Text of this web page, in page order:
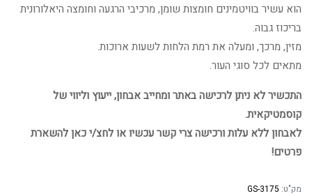
הוא עשיר בוויטמינים חומצות שומן, מרכיבי הרגעה וחומצה היאלורונית
בריכוז גבוה.
מזין, מרכך, ומעלה את רמת הלחות לשעות ארוכות.
מתאים לכל סוגי העור.
התכשיר לא ניתן לרכישה באתר ומחייב אבחון, ייעוץ וליווי של
קוסמטיקאית.
לאבחון ללא עלות ורכישה צרי קשר עכשיו או לחצ/י כאן להשארת
פרטים!
מק"ט: GS-3175